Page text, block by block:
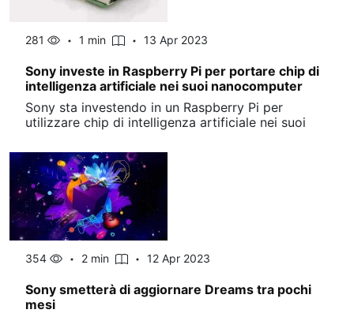
281 1 min 13 Apr 2023
Sony investe in Raspberry Pi per portare chip di
intelligenza artificiale nei suoi nanocomputer
Sony sta investendo in un Raspberry Pi per
utilizzare chip di intelligenza artificiale nei suoi
354 2 min 12 Apr 2023
Sony smetterà di aggiornare Dreams tra pochi
mesi